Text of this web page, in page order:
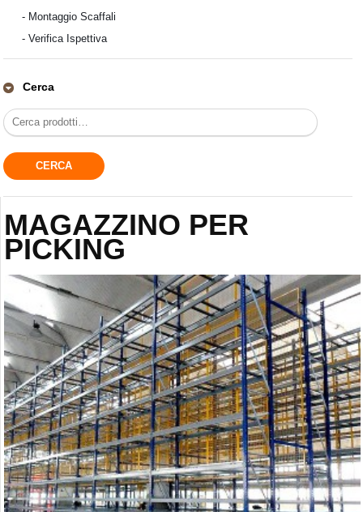
- Montaggio Scaffali
-Verifica Ispettiva
Cerca
MAGAZZINO PER
PICKING